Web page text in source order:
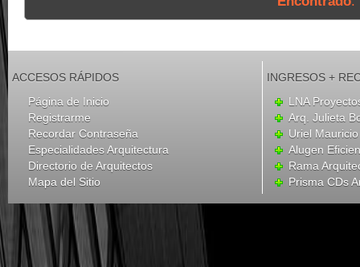
ACCESOS RÁPIDOS
Página de Inicio
Registrarme
Recordar Contraseña
Especialidades Arquitectura
Directorio de Arquitectos
Mapa del Sitio
INGRESOS +
LNA
Arq. Julieta
Uriel
Alugen
Rama
Prisma CDs